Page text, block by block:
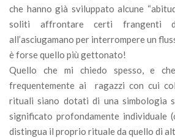
che hanno già sviluppato alcune
soliti affrontare certi frangenti
all’asciugamano per interrompere un
è forse quello più gettonato!
Quello che mi chiedo spesso, e
frequentemente ai ragazzi con cui
rituali siano dotati di una simbologia
significato profondamente individuale
distingua il proprio rituale da quello di